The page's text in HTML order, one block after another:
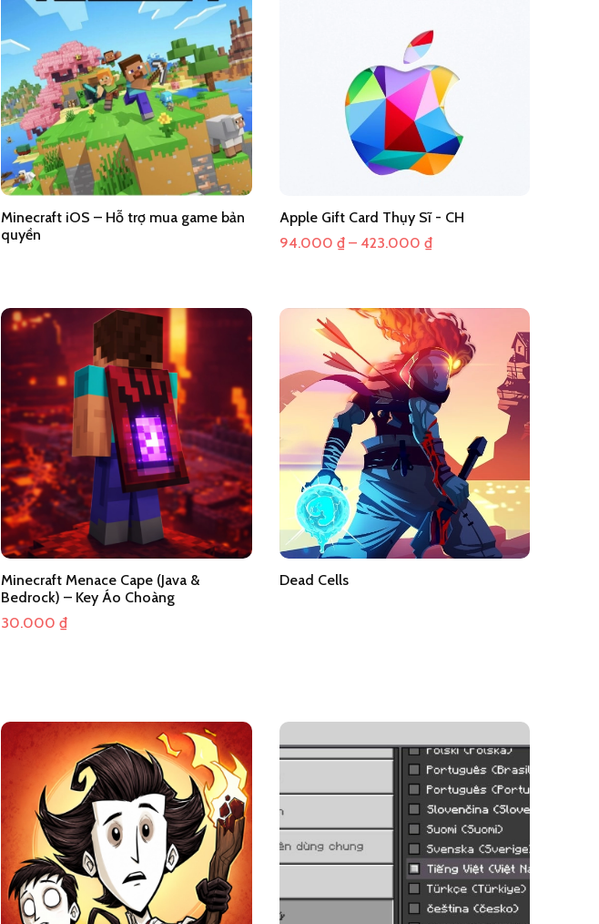
Minecraft iOS – Hỗ trợ mua game bản
quyền
Apple Gift Card Thụy Sĩ - CH
94.000 ₫ – 423.000 ₫Khoảng
94.000 ₫
đến
423.000 ₫
Minecraft Menace Cape (Java &
Bedrock) – Key Áo Choàng
30.000 ₫
Dead Cells